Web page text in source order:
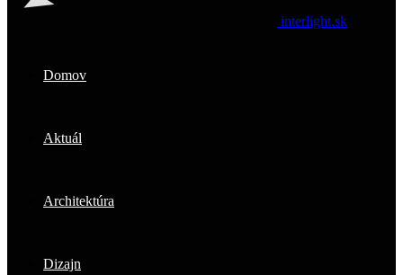
interlight.sk
Domov
Aktuál
Architektúra
Dizajn